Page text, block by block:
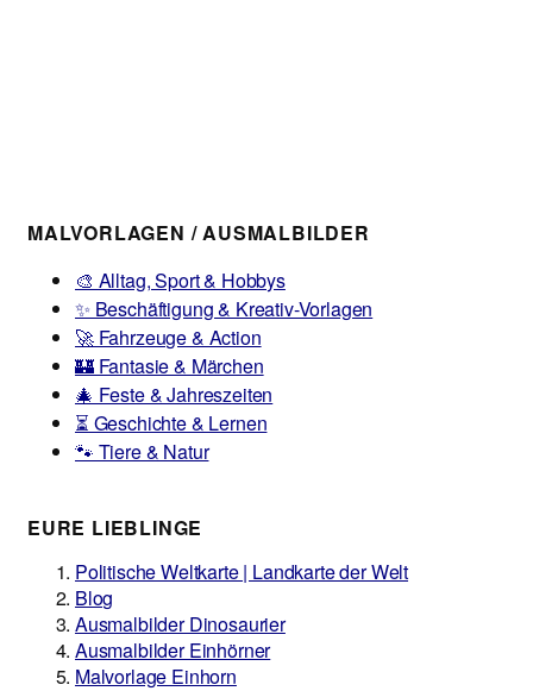
MALVORLAGEN / AUSMALBILDER
🎨 Alltag, Sport & Hobbys
✨ Beschäftigung & Kreativ-Vorlagen
🚀 Fahrzeuge & Action
🏰 Fantasie & Märchen
🎄 Feste & Jahreszeiten
⏳ Geschichte & Lernen
🐾 Tiere & Natur
EURE LIEBLINGE
Politische Weltkarte | Landkarte der Welt
Blog
Ausmalbilder Dinosaurier
Ausmalbilder Einhörner
Malvorlage Einhorn